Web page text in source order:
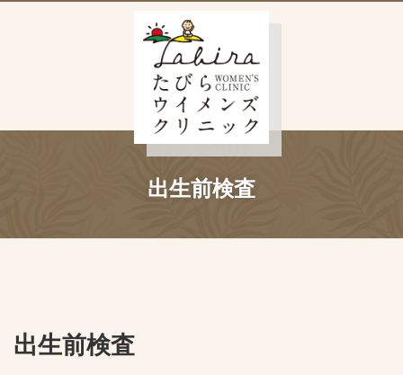
出生前検査
出生前検査